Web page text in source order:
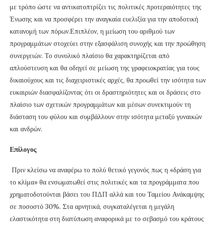
με τρόπο ώστε να αντικατοπτρίζει τις πολιτικές προτεραιότητες της
Ένωσης και να προσφέρει την αναγκαία ευελιξία για την αποδοτική
κατανομή των πόρων.Επιπλέον, η μείωση του αριθμού των
προγραμμάτων στοχεύει στην εξασφάλιση συνοχής και την προώθηση
συνεργειών. Το συνολικό πλαίσιο θα χαρακτηρίζεται από
απλούστευση και θα οδηγεί σε μείωση της γραφειοκρατίας για τους
δικαιούχους και τις διαχειριστικές αρχές, θα προωθεί την ισότητα των
ευκαιριών διασφαλίζοντας ότι οι δραστηριότητες και οι δράσεις στο
πλαίσιο των σχετικών προγραμμάτων και μέσων συνεκτιμούν τη
διάσταση του φύλου και συμβάλλουν στην ισότητα μεταξύ γυναικών
και ανδρών.
Επίλογος
Πριν κλείσω να αναφέρω το πολύ θετικό γεγονός πως η «δράση για
το κλίμα» θα ενσωματωθεί στις πολιτικές και τα προγράμματα που
χρηματοδοτούνται βάσει του ΠΔΠ αλλά και του Ταμείου Ανάκαμψης
σε ποσοστό 30%. Στα αρνητικά, συγκαταλέγεται η μεγάλη
ελαστικότητα στη διατύπωση αναφορικά με το σεβασμό του κράτους